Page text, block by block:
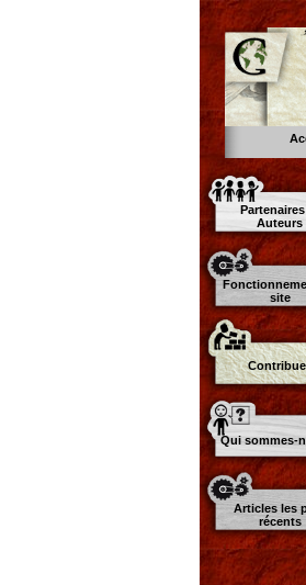
Auteurs
site
Qui sommes-
Articles les
récents